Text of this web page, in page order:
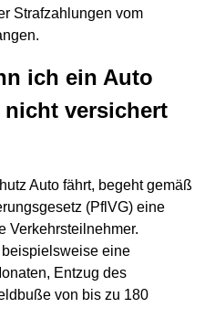
Strafzahlungen vom
ich ein Auto
versichert
Auto fährt, begeht gemäß
(PflVG) eine
Verkehrsteilnehmer.
eine
Entzug des
von bis zu 180